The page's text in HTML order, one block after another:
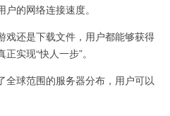
的网络连接速度。
还是下载文件，用户都能够获得
实现“快人一步”。
球范围的服务器分布，用户可以